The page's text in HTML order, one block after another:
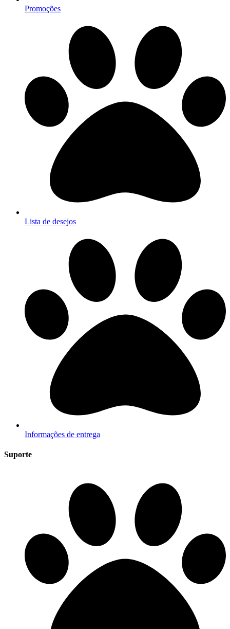
Promoções
Lista de desejos
Informações de entrega
Suporte